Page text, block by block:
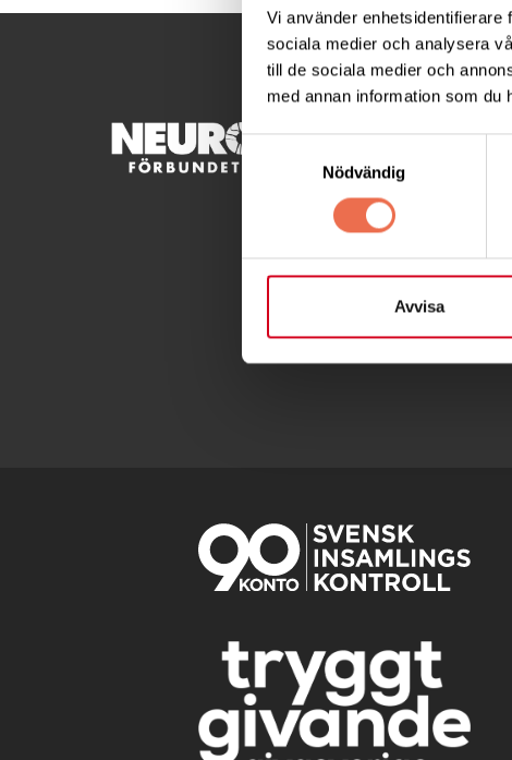
Vi använder enhetsidentifierare
sociala medier och analysera
till de sociala medier och
med annan information som du
Samtyckesval
Nödvändig
Avvisa
KONTAKT
Telefon: